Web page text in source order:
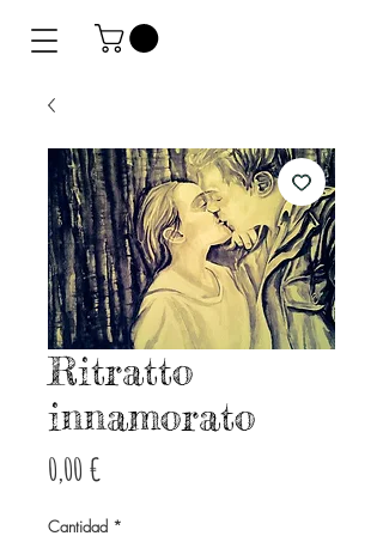
Ritratto
innamorato
0,00 €
Cantidad *